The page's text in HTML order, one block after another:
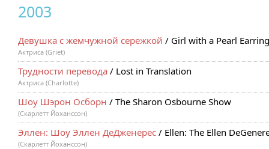
2003
Девушка с жемчужной сережкой / Girl with a Pearl Earring
Актриса (Griet)
Трудности перевода / Lost in Translation
Актриса (Charlotte)
Шоу Шэрон Осборн / The Sharon Osbourne Show
(Скарлетт Йоханссон)
Эллен: Шоу Эллен ДеДженерес / Ellen: The Ellen
(Скарлетт Йоханссон)